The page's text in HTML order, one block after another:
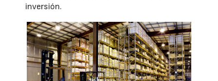
inversión.